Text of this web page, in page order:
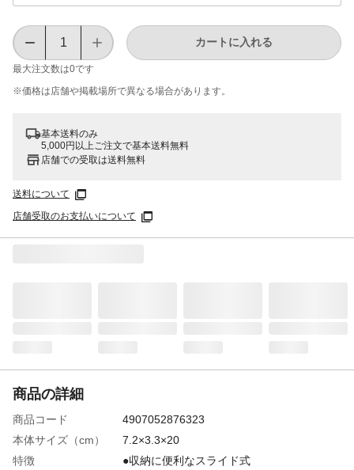
最大注文数は0です
カートに入れる
※価格は​店舗や​掲載場所で​異なる​場合が​あります。
基本送料のみ
5,000円以上ご注文で基本送料無料
店舗での受取は送料無料
送料について
店舗受取のお支払いについて
商品の詳細
商品コード
4907052876323
本体サイズ（cm）
7.2×3.3×20
特徴
●収納に便利なスライド式